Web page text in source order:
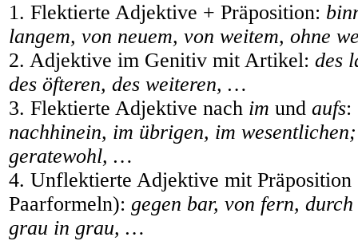
1. Flektierte Adjektive + Präposition:
langem, von neuem, von weitem, ohne
2. Adjektive im Genitiv mit Artikel: des
des öfteren, des weiteren, …
3. Flektierte Adjektive nach im und aufs:
nachhinein, im übrigen, im
geratewohl, …
4. Unflektierte Adjektive mit Präposition
Paarformeln): gegen bar, von fern,
grau in grau, …